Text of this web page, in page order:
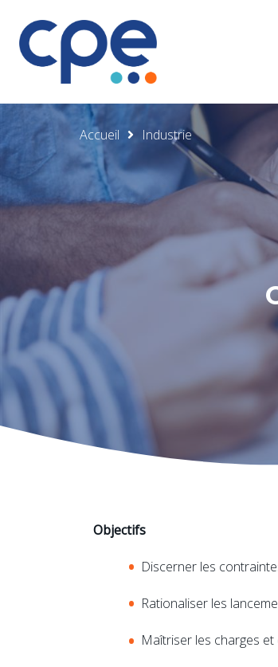
Accueil Industrie
Objectifs
Discerner les
Rationaliser les
Maîtriser les charges